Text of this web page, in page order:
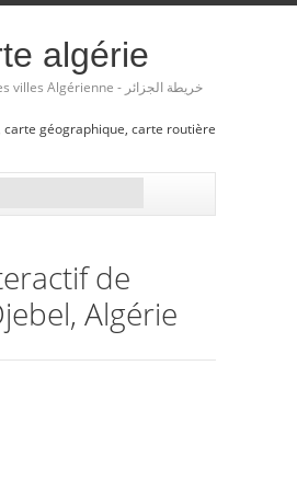
algérie
Plan et cartes des villes Algérienne - خريطة الجزائر
géographique, carte routière
de
Algérie